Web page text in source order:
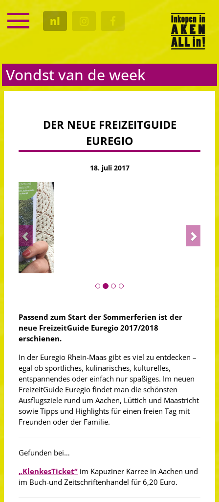
nl
SERVICE
KALENDER
Vondst van de week
DER NEUE FREIZEITGUIDE
EUREGIO
18. juli 2017
Previous Next
Passend zum Start der Sommerferien ist der
neue FreizeitGuide Euregio 2017/2018
erschienen.
In der Euregio Rhein-Maas gibt es viel zu entdecken –
egal ob sportliches, kulinarisches, kulturelles,
entspannendes oder einfach nur spaßiges. Im neuen
FreizeitGuide Euregio findet man die schönsten
Ausflugsziele rund um Aachen, Lüttich und Maastricht
sowie Tipps und Highlights für einen freien Tag mit
Freunden oder der Familie.
Gefunden bei…
„KlenkesTicket“ im Kapuziner Karree in Aachen und
im Buch-und Zeitschriftenhandel für 6,20 Euro.